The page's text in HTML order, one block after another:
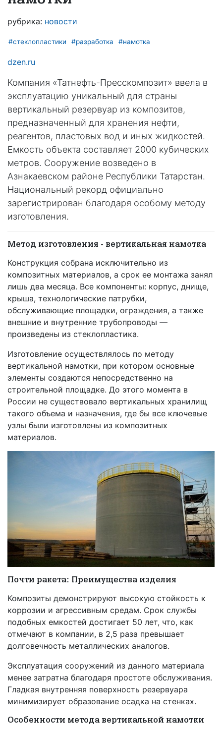
рубрика: новости
#стеклопластики #разработка #намотка
dzen.ru
Компания «Татнефть-Пресскомпозит» ввела в
эксплуатацию уникальный для страны
вертикальный резервуар из композитов,
предназначенный для хранения нефти,
реагентов, пластовых вод и иных жидкостей.
Емкость объекта составляет 2000 кубических
метров. Сооружение возведено в
Азнакаевском районе Республики Татарстан.
Национальный рекорд официально
зарегистрирован благодаря особому методу
изготовления.
Метод изготовления - вертикальная намотка
Конструкция собрана исключительно из
композитных материалов, а срок ее монтажа занял
лишь два месяца. Все компоненты: корпус, днище,
крыша, технологические патрубки,
обслуживающие площадки, ограждения, а также
внешние и внутренние трубопроводы —
произведены из стеклопластика.
Изготовление осуществлялось по методу
вертикальной намотки, при котором основные
элементы создаются непосредственно на
строительной площадке. До этого момента в
России не существовало вертикальных хранилищ
такого объема и назначения, где бы все ключевые
узлы были изготовлены из композитных
материалов.
Почти ракета: Преимущества изделия
Композиты демонстрируют высокую стойкость к
коррозии и агрессивным средам. Срок службы
подобных емкостей достигает 50 лет, что, как
отмечают в компании, в 2,5 раза превышает
долговечность металлических аналогов.
Эксплуатация сооружений из данного материала
менее затратна благодаря простоте обслуживания.
Гладкая внутренняя поверхность резервуара
минимизирует образование осадка на стенках.
Особенности метода вертикальной намотки